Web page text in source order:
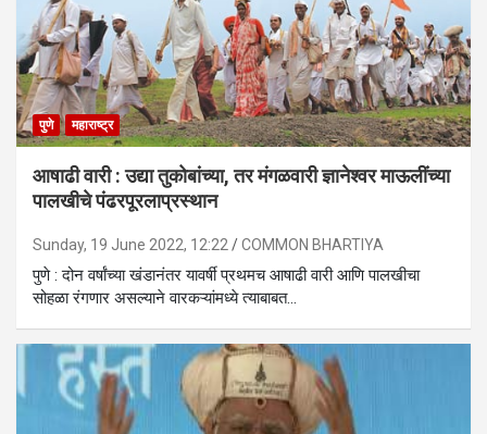
पुणे महाराष्ट्र
आषाढी वारी : उद्या तुकोबांच्या, तर मंगळवारी ज्ञानेश्वर माऊलींच्या
पालखीचे पंढरपूरलाप्रस्थान
Sunday, 19 June 2022, 12:22 COMMON BHARTIYA
पुणे : दोन वर्षांच्या खंडानंतर यावर्षी प्रथमच आषाढी वारी आणि पालखीचा
सोहळा रंगणार असल्याने वारकऱ्यांमध्ये त्याबाबत…